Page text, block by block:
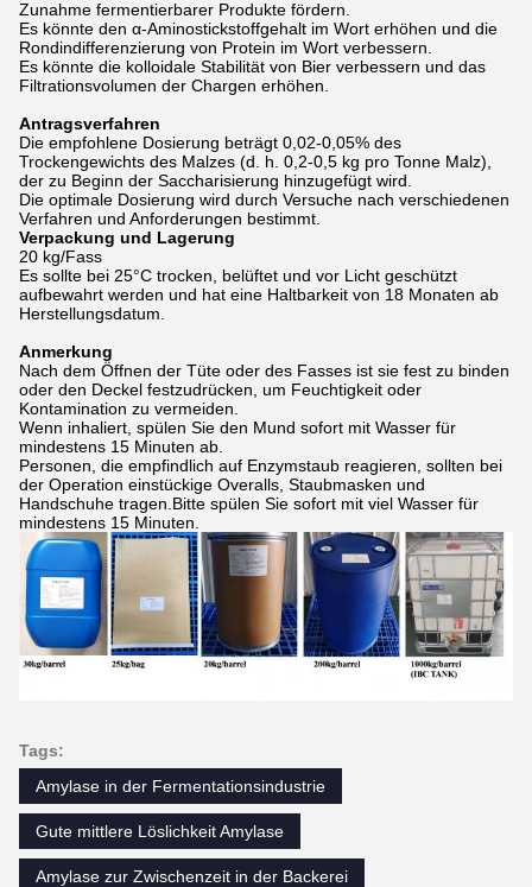
Zunahme fermentierbarer Produkte fördern.
Es könnte den α-Aminostickstoffgehalt im Wort erhöhen und die
Rondindifferenzierung von Protein im Wort verbessern.
Es könnte die kolloidale Stabilität von Bier verbessern und das
Filtrationsvolumen der Chargen erhöhen.
Antragsverfahren
Die empfohlene Dosierung beträgt 0,02-0,05% des
Trockengewichts des Malzes (d. h. 0,2-0,5 kg pro Tonne Malz),
der zu Beginn der Saccharisierung hinzugefügt wird.
Die optimale Dosierung wird durch Versuche nach verschiedenen
Verfahren und Anforderungen bestimmt.
Verpackung und Lagerung
20 kg/Fass
Es sollte bei 25°C trocken, belüftet und vor Licht geschützt
aufbewahrt werden und hat eine Haltbarkeit von 18 Monaten ab
Herstellungsdatum.
Anmerkung
Nach dem Öffnen der Tüte oder des Fasses ist sie fest zu binden
oder den Deckel festzudrücken, um Feuchtigkeit oder
Kontamination zu vermeiden.
Wenn inhaliert, spülen Sie den Mund sofort mit Wasser für
mindestens 15 Minuten ab.
Personen, die empfindlich auf Enzymstaub reagieren, sollten bei
der Operation einstückige Overalls, Staubmasken und
Handschuhe tragen.Bitte spülen Sie sofort mit viel Wasser für
mindestens 15 Minuten.
Tags:
Amylase in der Fermentationsindustrie
Gute mittlere Löslichkeit Amylase
Amylase zur Zwischenzeit in der Backerei